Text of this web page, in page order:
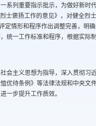
系列重要指示批示，为做好新时
士褒扬工作的意见》，对健全烈
情形和程序作出调整完善，明
统一工作标准和程序，根据实际
会主义思想为指导，深入贯彻
优待条例》等法律法规和中央文
一步提升工作质效。